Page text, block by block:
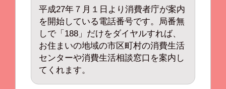
平成27年７月１日より消費者庁が案内
を開始している電話番号です。局番無
しで「188」だけをダイヤルすれば、
お住まいの地域の市区町村の消費生活
センターや消費生活相談窓口を案内し
てくれます。